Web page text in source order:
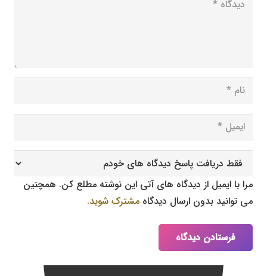
مرا با ایمیل از دیدگاه های آتی این نوشته مطلع کن. همچنین
می توانید بدون ارسال دیدگاه مشترک شوید.
فرستادن دیدگاه